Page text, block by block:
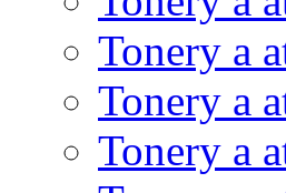
Tonery a
Tonery a
Tonery a